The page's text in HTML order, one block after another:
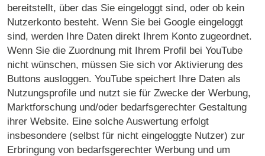
bereitstellt, über das Sie eingeloggt sind, oder ob kein
Nutzerkonto besteht. Wenn Sie bei Google eingeloggt
sind, werden Ihre Daten direkt Ihrem Konto zugeordnet.
Wenn Sie die Zuordnung mit Ihrem Profil bei YouTube
nicht wünschen, müssen Sie sich vor Aktivierung des
Buttons ausloggen. YouTube speichert Ihre Daten als
Nutzungsprofile und nutzt sie für Zwecke der Werbung,
Marktforschung und/oder bedarfsgerechter Gestaltung
ihrer Website. Eine solche Auswertung erfolgt
insbesondere (selbst für nicht eingeloggte Nutzer) zur
Erbringung von bedarfsgerechter Werbung und um